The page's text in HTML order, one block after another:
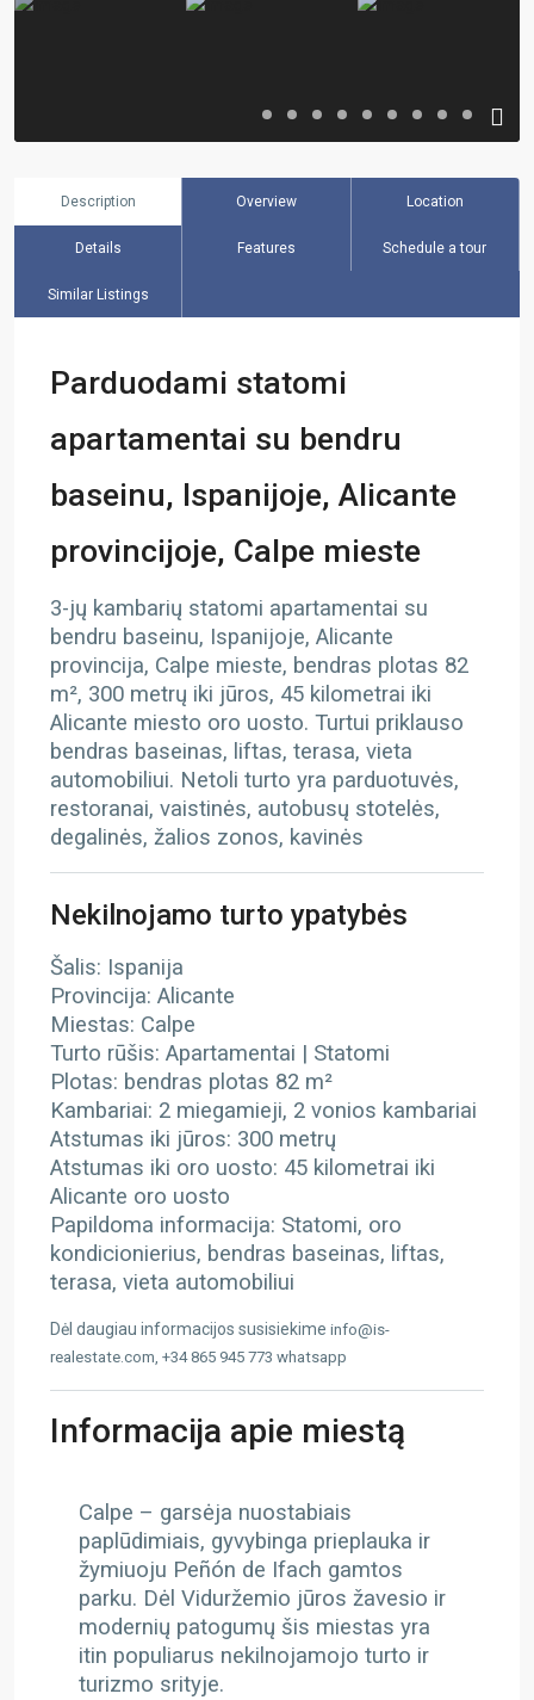
Description Overview Location
Details Features Schedule a tour
Similar Listings
Parduodami statomi
apartamentai su bendru
baseinu, Ispanijoje, Alicante
provincijoje, Calpe mieste
3-jų kambarių statomi apartamentai su
bendru baseinu, Ispanijoje, Alicante
provincija, Calpe mieste, bendras plotas 82
m², 300 metrų iki jūros, 45 kilometrai iki
Alicante miesto oro uosto. Turtui priklauso
bendras baseinas, liftas, terasa, vieta
automobiliui. Netoli turto yra parduotuvės,
restoranai, vaistinės, autobusų stotelės,
degalinės, žalios zonos, kavinės
Nekilnojamo turto ypatybės
Šalis: Ispanija
Provincija: Alicante
Miestas: Calpe
Turto rūšis: Apartamentai | Statomi
Plotas: bendras plotas 82 m²
Kambariai: 2 miegamieji, 2 vonios kambariai
Atstumas iki jūros: 300 metrų
Atstumas iki oro uosto: 45 kilometrai iki
Alicante oro uosto
Papildoma informacija: Statomi, oro
kondicionierius, bendras baseinas, liftas,
terasa, vieta automobiliui
Dėl daugiau informacijos susisiekime info@is-
realestate.com, +34 865 945 773 whatsapp
Informacija apie miestą
Calpe – garsėja nuostabiais
paplūdimiais, gyvybinga prieplauka ir
žymiuoju Peñón de Ifach gamtos
parku. Dėl Viduržemio jūros žavesio ir
modernių patogumų šis miestas yra
itin populiarus nekilnojamojo turto ir
turizmo srityje.